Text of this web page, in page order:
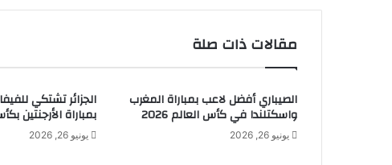
مقالات ذات صلة
الصيباري أفضل لاعب بمباراة المغرب
واسكتلندا في كأس العالم 2026
يونيو 26, 2026
الجزائر تشتكي
بمباراة الأرجنتين بكأس
يونيو 26, 2026